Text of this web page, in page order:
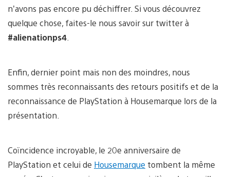
n’avons pas encore pu déchiffrer. Si vous découvrez
quelque chose, faites-le nous savoir sur twitter à
#alienationps4
Enfin, dernier point mais non des moindres, nous
sommes très reconnaissants des retours positifs et de la
reconnaissance de PlayStation à Housemarque lors de la
présentation.
Coïncidence incroyable, le 20e anniversaire de
PlayStation et celui de Housemarque tombent la même